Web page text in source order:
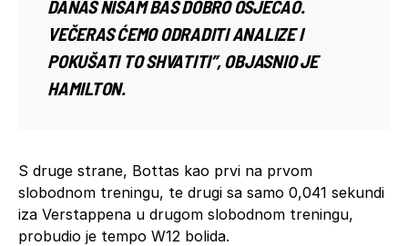
DANAS NISAM BAŠ DOBRO OSJEĆAO.
VEČERAS ĆEMO ODRADITI ANALIZE I
POKUŠATI TO SHVATITI”, OBJASNIO JE
HAMILTON.
S druge strane, Bottas kao prvi na prvom
slobodnom treningu, te drugi sa samo 0,041 sekundi
iza Verstappena u drugom slobodnom treningu,
probudio je tempo W12 bolida.